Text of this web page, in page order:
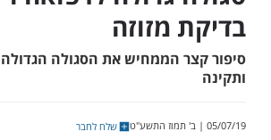
גדולה לרפואה
הממחיש את הסגולה הגדולה